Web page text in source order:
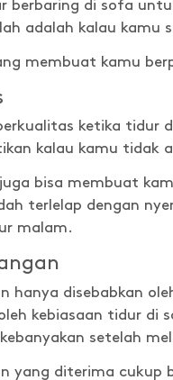
berbaring di sofa
adalah kalau kamu
membuat kamu
ketika tidur
kalau kamu tidak
bisa membuat
terlelap dengan
malam.
hanya disebabkan
kebiasaan tidur di
setelah
yang diterima